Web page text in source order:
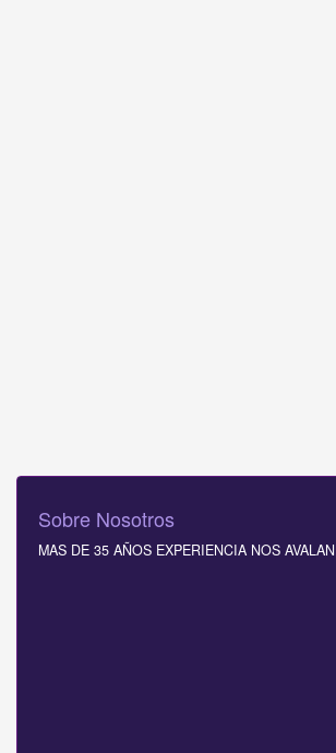
Sobre Nosotros
MAS DE 35 AÑOS EXPERIENCIA NOS AVALAN